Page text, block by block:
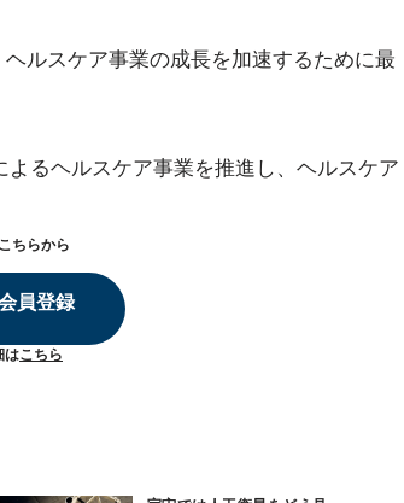
ルスケア事業の成長を加速するために最
るヘルスケア事業を推進し、ヘルスケア
ちらから
員登録
はこちら